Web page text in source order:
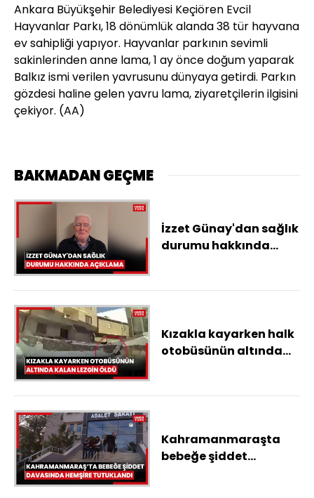
Ankara Büyükşehir Belediyesi Keçiören Evcil
Hayvanlar Parkı, 18 dönümlük alanda 38 tür hayvana
ev sahipliği yapıyor. Hayvanlar parkının sevimli
sakinlerinden anne lama, 1 ay önce doğum yaparak
Balkız ismi verilen yavrusunu dünyaya getirdi. Parkın
gözdesi haline gelen yavru lama, ziyaretçilerin ilgisini
çekiyor. (AA)
BAKMADAN GEÇME
İzzet Günay'dan sağlık
durumu hakkında
Kızakla kayarken halk
otobüsünün altında
Kahramanmaraşta
bebeğe şiddet